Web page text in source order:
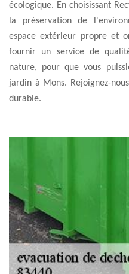
écologique. En choisissant
la préservation de
espace extérieur propre et
fournir un service de
nature, pour que vous
jardin à Mons. Rejoignez-
durable.